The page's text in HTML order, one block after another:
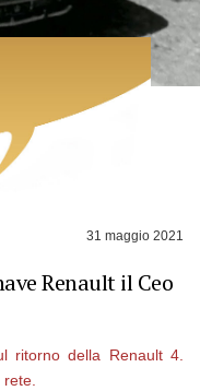
31 maggio 2021
Renault il Ceo
ritorno della Renault 4.
rete.